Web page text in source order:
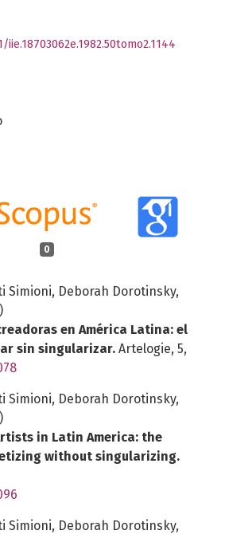
0
Simioni, Deborah Dorotinsky,
en América Latina: el
sin singularizar. Artelogie, 5,
Simioni, Deborah Dorotinsky,
in Latin America: the
without singularizing.
Simioni, Deborah Dorotinsky,